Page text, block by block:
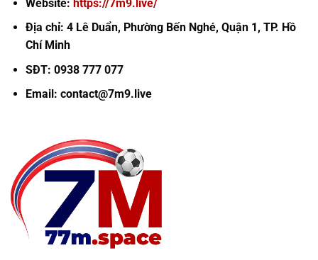
Website: https://7m9.live/
Địa chỉ: 4 Lê Duẩn, Phường Bến Nghé, Quận 1, TP. Hồ
Chí Minh
SĐT: 0938 777 077
Email: contact@7m9.live